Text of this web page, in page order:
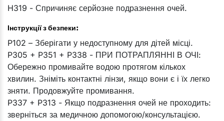
H319 - Спричиняє серйозне подразнення очей.
Інструкції з безпеки:
P102 – Зберігати у недоступному для дітей місці.
P305 + P351 + P338 - ПРИ ПОТРАПЛЯННІ В ОЧІ:
Обережно промивайте водою протягом кількох
хвилин. Зніміть контактні лінзи, якщо вони є і їх легко
зняти. Продовжуйте промивання.
P337 + P313 - Якщо подразнення очей не проходить:
зверніться за медичною допомогою/консультацією.